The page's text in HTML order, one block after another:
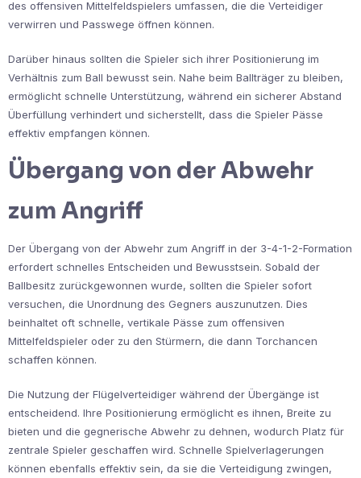
des offensiven Mittelfeldspielers umfassen, die die Verteidiger
verwirren und Passwege öffnen können.
Darüber hinaus sollten die Spieler sich ihrer Positionierung im
Verhältnis zum Ball bewusst sein. Nahe beim Ballträger zu bleiben,
ermöglicht schnelle Unterstützung, während ein sicherer Abstand
Überfüllung verhindert und sicherstellt, dass die Spieler Pässe
effektiv empfangen können.
Übergang von der Abwehr
zum Angriff
Der Übergang von der Abwehr zum Angriff in der 3-4-1-2-Formation
erfordert schnelles Entscheiden und Bewusstsein. Sobald der
Ballbesitz zurückgewonnen wurde, sollten die Spieler sofort
versuchen, die Unordnung des Gegners auszunutzen. Dies
beinhaltet oft schnelle, vertikale Pässe zum offensiven
Mittelfeldspieler oder zu den Stürmern, die dann Torchancen
schaffen können.
Die Nutzung der Flügelverteidiger während der Übergänge ist
entscheidend. Ihre Positionierung ermöglicht es ihnen, Breite zu
bieten und die gegnerische Abwehr zu dehnen, wodurch Platz für
zentrale Spieler geschaffen wird. Schnelle Spielverlagerungen
können ebenfalls effektiv sein, da sie die Verteidigung zwingen,